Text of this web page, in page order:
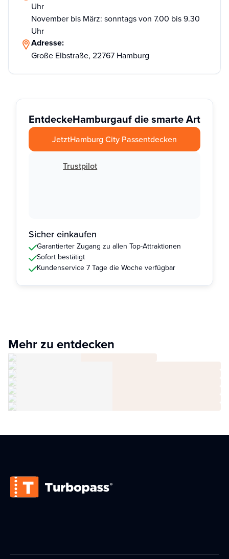
Uhr
November bis März: sonntags von 7.00 bis 9.30
Uhr
Adresse:
Große Elbstraße, 22767 Hamburg
EntdeckeHamburgauf die smarte Art
JetztHamburg City Passentdecken
Trustpilot
Sicher einkaufen
Garantierter Zugang zu allen Top-Attraktionen
Sofort bestätigt
Kundenservice 7 Tage die Woche verfügbar
Mehr zu entdecken